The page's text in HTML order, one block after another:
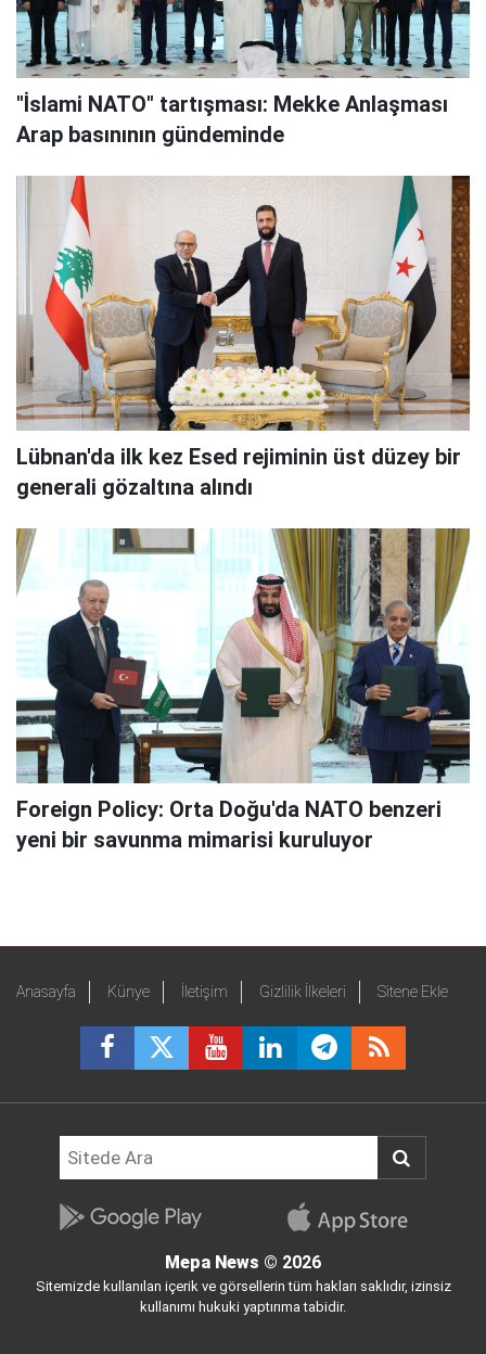
"İslami NATO" tartışması: Mekke Anlaşması
Arap basınının gündeminde
Lübnan'da ilk kez Esed rejiminin üst düzey bir
generali gözaltına alındı
Foreign Policy: Orta Doğu'da NATO benzeri
yeni bir savunma mimarisi kuruluyor
Anasayfa Künye İletişim Gizlilik İlkeleri Sitene Ekle
Mepa News © 2026
Sitemizde kullanılan içerik ve görsellerin tüm hakları saklıdır, izinsiz
kullanımı hukuki yaptırıma tabidir.